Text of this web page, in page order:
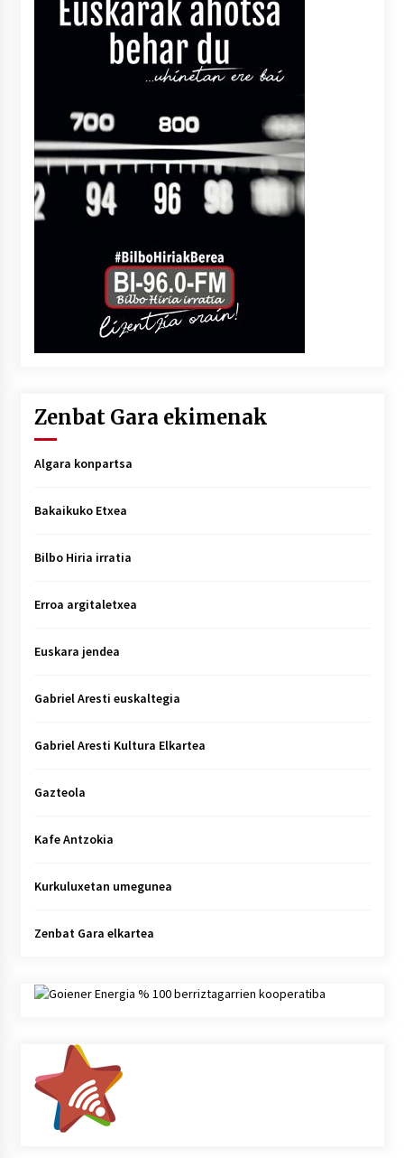
Zenbat Gara ekimenak
Algara konpartsa
Bakaikuko Etxea
Bilbo Hiria irratia
Erroa argitaletxea
Euskara jendea
Gabriel Aresti euskaltegia
Gabriel Aresti Kultura Elkartea
Gazteola
Kafe Antzokia
Kurkuluxetan umegunea
Zenbat Gara elkartea